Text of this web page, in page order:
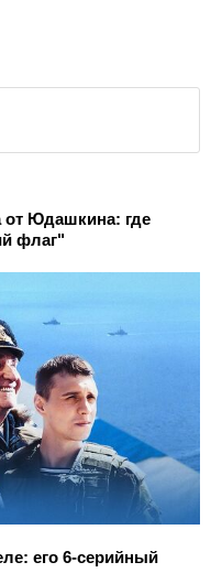
Юдашкина: где
флаг"
его 6-серийный